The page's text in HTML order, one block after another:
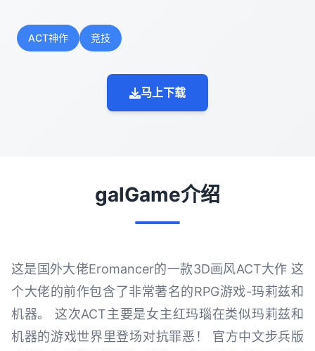
ACT神作 竞技
马上下载
galGame介绍
这是国外大佬Eromancer的一款3D画风ACT大作 这
个大佬的前作包含了非常著名的RPG游戏-玛莉兹和
机器。 这次ACT主要是女主红玛瑙在类似玛莉兹和
机器的游戏世界里登场对抗罪恶！ 官方中文步兵版